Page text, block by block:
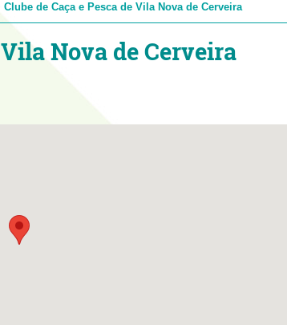
Clube de Caça e Pesca de Vila Nova de Cerveira
Nova de Cerveira